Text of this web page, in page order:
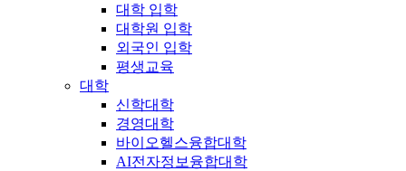
대학 입학
대학원 입학
외국인 입학
평생교육
대학
신학대학
경영대학
바이오헬스융합대학
AI전자정보융합대학